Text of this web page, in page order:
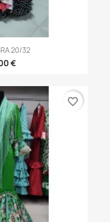
20/32
€
favorite_border